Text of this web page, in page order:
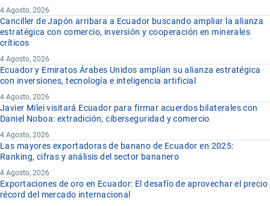
4 Agosto, 2026
Canciller de Japón arribara a Ecuador buscando ampliar la alianza
estratégica con comercio, inversión y cooperación en minerales
críticos
4 Agosto, 2026
Ecuador y Emiratos Árabes Unidos amplían su alianza estratégica
con inversiones, tecnología e inteligencia artificial
4 Agosto, 2026
Javier Milei visitará Ecuador para firmar acuerdos bilaterales con
Daniel Noboa: extradición, ciberseguridad y comercio
4 Agosto, 2026
Las mayores exportadoras de banano de Ecuador en 2025:
Ranking, cifras y análisis del sector bananero
4 Agosto, 2026
Exportaciones de oro en Ecuador: El desafío de aprovechar el precio
récord del mercado internacional